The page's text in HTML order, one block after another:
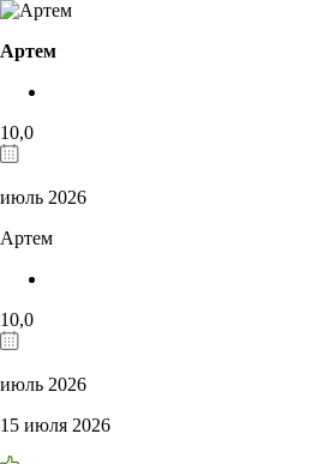
Артем
10,0
июль 2026
Артем
10,0
июль 2026
15 июля 2026